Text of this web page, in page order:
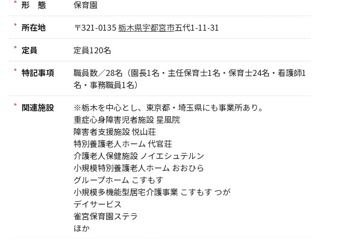
形 態
保育園
所在地
〒321-0135栃木県宇都宮市五代1-11-31
定員
定員120名
特記事項
職員数／28名（園長1名・主任保育士1名・保育士24名・看護師1
名・事務職員1名）
関連施設
※栃木を中心とし、東京都・埼玉県にも事業所あり。
重症心身障害児者施設 星風院
障害者支援施設 悦山荘
特別養護老人ホーム 代官荘
介護老人保健施設 ノイエシュテルン
小規模特別養護老人ホーム おおひら
グループホーム こすもす
小規模多機能型居宅介護事業 こすもす つが
デイサービス
雀宮保育園ステラ
ほか